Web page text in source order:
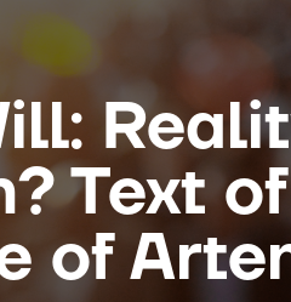
Text
of